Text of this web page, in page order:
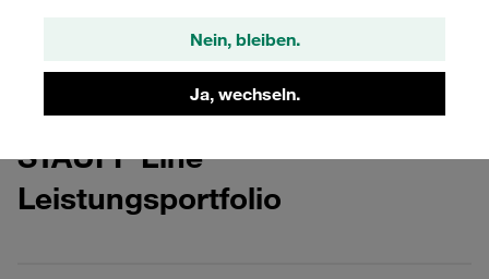
Nein, bleiben.
Ja, wechseln.
Downloads zum Thema STAUFF Line
STAUFF Line
Leistungsportfolio